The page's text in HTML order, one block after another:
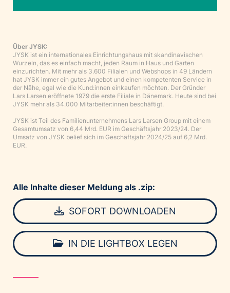
Über JYSK:
JYSK ist ein internationales Einrichtungshaus mit skandinavischen
Wurzeln, das es einfach macht, jeden Raum in Haus und Garten
einzurichten. Mit mehr als 3.600 Filialen und Webshops in 49 Ländern
hat JYSK immer ein gutes Angebot und einen kompetenten Service in
der Nähe, egal wie die Kund:innen einkaufen möchten. Der Gründer
Lars Larsen eröffnete 1979 die erste Filiale in Dänemark. Heute sind bei
JYSK mehr als 34.000 Mitarbeiter:innen beschäftigt.
JYSK ist Teil des Familienunternehmens Lars Larsen Group mit einem
Gesamtumsatz von 6,44 Mrd. EUR im Geschäftsjahr 2023/24. Der
Umsatz von JYSK belief sich im Geschäftsjahr 2024/25 auf 6,2 Mrd.
EUR.
Alle Inhalte dieser Meldung als .zip:
SOFORT DOWNLOADEN
IN DIE LIGHTBOX LEGEN